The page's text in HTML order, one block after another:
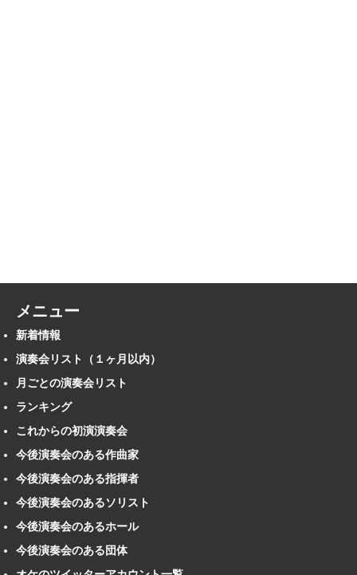
メニュー
新着情報
演奏会リスト（１ヶ月以内）
月ごとの演奏会リスト
ランキング
これからの初演演奏会
今後演奏会のある作曲家
今後演奏会のある指揮者
今後演奏会のあるソリスト
今後演奏会のあるホール
今後演奏会のある団体